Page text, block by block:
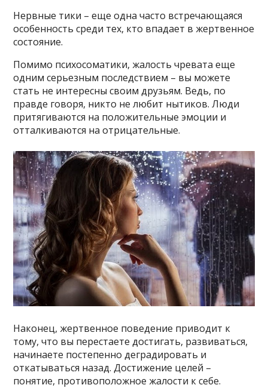
Нервные тики – еще одна часто встречающаяся
особенность среди тех, кто впадает в жертвенное
состояние.
Помимо психосоматики, жалость чревата еще
одним серьезным последствием – вы можете
стать не интересны своим друзьям. Ведь, по
правде говоря, никто не любит нытиков. Люди
притягиваются на положительные эмоции и
отталкиваются на отрицательные.
Наконец, жертвенное поведение приводит к
тому, что вы перестаете достигать, развиваться,
начинаете постепенно деградировать и
откатываться назад. Достижение целей –
понятие, противоположное жалости к себе.